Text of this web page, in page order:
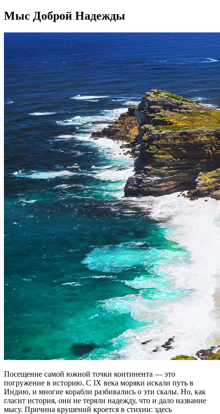
Мыс Доброй Надежды
Посещение самой южной точки континента — это
погружение в историю. С IX века моряки искали путь в
Индию, и многие корабли разбивались о эти скалы. Но, как
гласит история, они не теряли надежду, что и дало название
мысу. Причина крушений кроется в стихии: здесь